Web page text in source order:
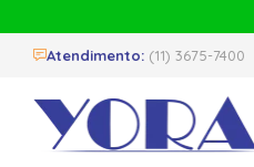
Atendimento: (11) 3675-7400